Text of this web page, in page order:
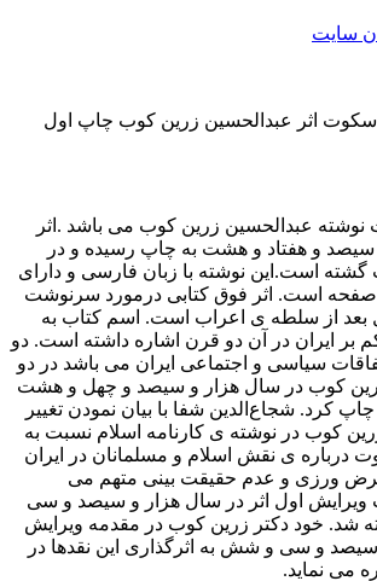
سایت
سکوت اثر عبدالحسین زرین کوب چاپ اول
عبدالحسین زرین کوب می باشد .اثر
و هفتاد و هشت به چاپ رسیده و در
است.این نوشته با زبان فارسی و دارای
صفحه است. اثر فوق کتابی درمورد سرنوشت
بعد از سلطه ی اعراب است. اسم کتاب به
ایران در آن دو قرن اشاره داشته است. دو
سیاسی و اجتماعی ایران می باشد در دو
کوب در سال هزار و سیصد و چهل و هشت
چاپ کرد. شجاع‌الدین شفا با بیان نمودن تغییر
کوب در نوشته ی کارنامه اسلام نسبت به
درباره ی نقش اسلام و مسلمانان در ایران
غرض ورزی و عدم حقیقت بینی متهم می
ویرایش اول اثر در سال هزار و سیصد و سی
شد. خود دکتر زرین کوب در مقدمه ویرایش
و سی و شش به اثرگذاری این نقدها در
می‌ نماید.